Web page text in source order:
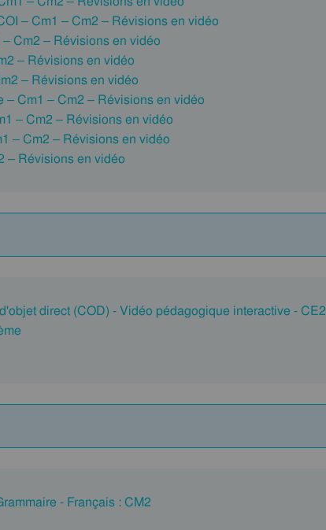
– Cm1 – Cm2 – Révisions en vidéo
Cm2 – Révisions en vidéo
– Révisions en vidéo
– Révisions en vidéo
Cm1 – Cm2 – Révisions en vidéo
– Cm2 – Révisions en vidéo
– Cm2 – Révisions en vidéo
– Révisions en vidéo
direct (COD) - Vidéo pédagogique interactive - CE2
- Français : CM2